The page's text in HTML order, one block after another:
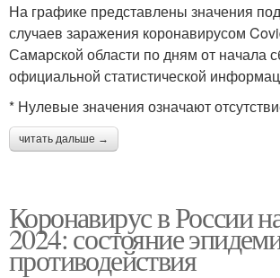
На графике представлены значения
случаев заражения коронавирусом
Самарской области по дням от начала
официальной статистической
* Нулевые значения означают
читать дальше →
Коронавирус в России
2024: состояние
противодействия